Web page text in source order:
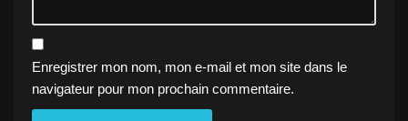
Enregistrer mon nom, mon e-mail et mon site dans le
navigateur pour mon prochain commentaire.